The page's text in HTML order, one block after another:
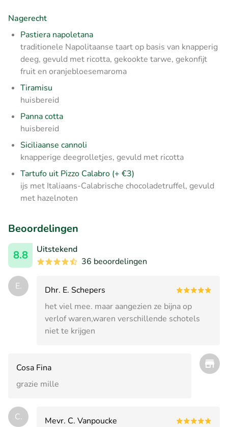
Nagerecht
Pastiera napoletana
traditionele Napolitaanse taart op basis van knapperig
deeg, gevuld met ricotta, gekookte tarwe, gekonfijt
fruit en oranjebloesemaroma
Tiramisu
huisbereid
Panna cotta
huisbereid
Siciliaanse cannoli
knapperige deegrolletjes, gevuld met ricotta
Tartufo uit Pizzo Calabro (+ €3)
ijs met Italiaans-Calabrische chocoladetruffel, gevuld
met hazelnoten
Beoordelingen
8.8
Uitstekend
36 beoordelingen
E.
Dhr. E. Schepers
het viel mee. maar aangezien ze bijna op
verlof waren,waren verschillende schotels
niet te krijgen
Cosa Fina
grazie mille
C. Mevr. C. Vanpoucke